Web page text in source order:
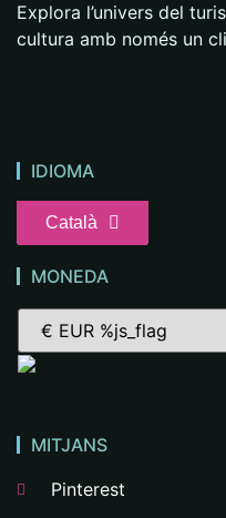
Explora l’univers del
cultura amb només un
IDIOMA
Català
MONEDA
MITJANS
Pinterest